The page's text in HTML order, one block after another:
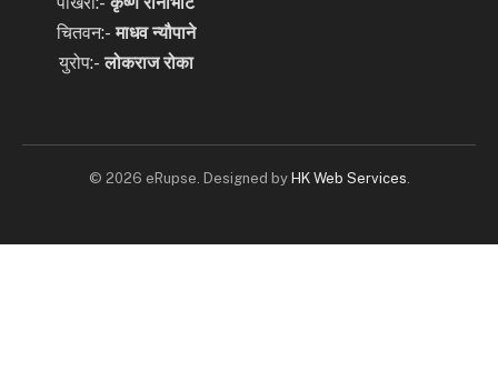
चितवन:-माधव न्यौपाने
युरोप:-लोकराज रोका
© 2026 eRupse. Designed by HK Web Services